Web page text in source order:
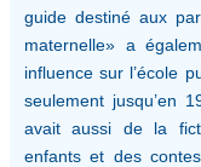
guide destiné aux
maternelle» a
influence sur l’école
seulement jusqu’en
avait aussi de la
enfants et des